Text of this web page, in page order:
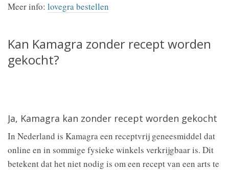
Meer info: lovegra bestellen
Kan Kamagra zonder recept worden
gekocht?
Ja, Kamagra kan zonder recept worden gekocht
In Nederland is Kamagra een receptvrij geneesmiddel dat
online en in sommige fysieke winkels verkrijgbaar is. Dit
betekent dat het niet nodig is om een recept van een arts te